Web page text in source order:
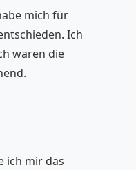
mich für
Ich
waren die
ich mir das